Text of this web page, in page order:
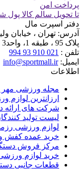
پرداخت امن
تا تحویل سالم کالا پول
دفتر اسپرت مال
آدرس: تهران ، خیابان
پلاک 95 ، طبقه 1، واحد3
تلفن : 021 910 93 994
ایمیل:info@sportmall.ir
اطلاعات
مجله ورزشی مهر
ارزانترین لوازم
شرکت های ارائه
لیست تولید
لوازم ورزشی
خرید عمده کفش
مرکز فروش
خرید لوازم
قطعات جانبی